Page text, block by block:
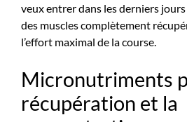
veux entrer dans les derniers jours
des muscles complètement
l’effort maximal de la course.
Micronutriments
récupération et la